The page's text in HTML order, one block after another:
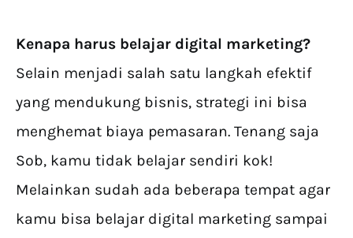
Kenapa harus belajar digital marketing?
Selain menjadi salah satu langkah efektif
yang mendukung bisnis, strategi ini bisa
menghemat biaya pemasaran. Tenang saja
Sob, kamu tidak belajar sendiri kok!
Melainkan sudah ada beberapa tempat agar
kamu bisa belajar digital marketing sampai